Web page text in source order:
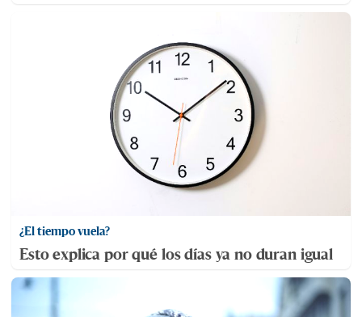
¿El tiempo vuela?
Esto explica por qué los días ya no duran igual